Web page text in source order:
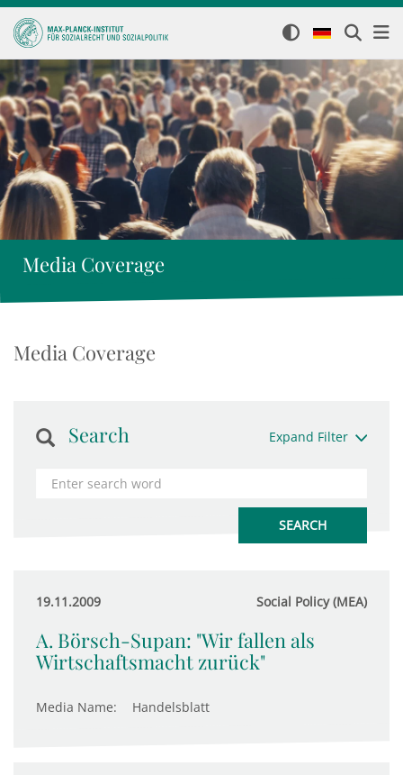
Media Coverage
Media Coverage
Search Expand Filter
19.11.2009 Social Policy (MEA)
A. Börsch-Supan: "Wir fallen als
Wirtschaftsmacht zurück"
Media Name: Handelsblatt